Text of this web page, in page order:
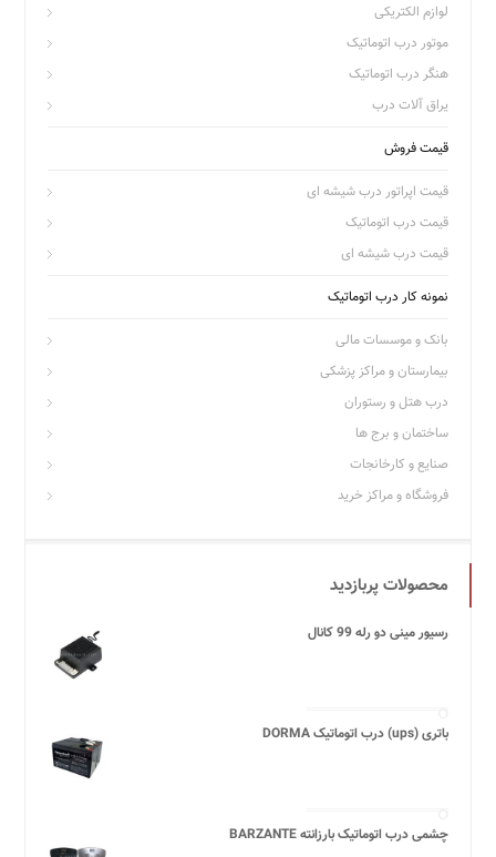
لوازم الکتریکی
موتور درب اتوماتیک
هنگر درب اتوماتیک
یراق آلات درب
قیمت فروش
قیمت اپراتور درب شیشه ای
قیمت درب اتوماتیک
قیمت درب شیشه ای
نمونه کار درب اتوماتیک
بانک و موسسات مالی
بیمارستان و مراکز پزشکی
درب هتل و رستوران
ساختمان و برج ها
صنایع و کارخانجات
فروشگاه و مراکز خرید
محصولات پربازدید
رسیور مینی دو رله 99 کانال
باتری (ups) درب اتوماتیک DORMA
چشمی درب اتوماتیک بارزانته BARZANTE